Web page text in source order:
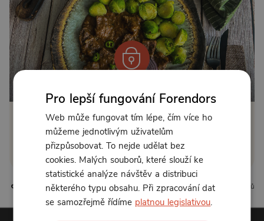
Zřídit předplatné
Koupit příspěvek
0 líbí 0 komentářů
Pro lepší fungování Forendors
Web může fungovat tím lépe, čím více ho
můžeme jednotlivým uživatelům
přizpůsobovat. To nejde udělat bez
cookies. Malých souborů, které slouží ke
statistické analýze návštěv a distribuci
některého typu obsahu. Při zpracování dat
se samozřejmě řídíme platnou legislativou.